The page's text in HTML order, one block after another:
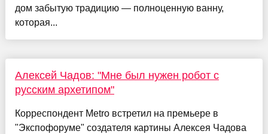
дом забытую традицию — полноценную ванну,
которая...
Алексей Чадов: "Мне был нужен робот с
русским архетипом"
Корреспондент Metro встретил на премьере в
"Экспофоруме" создателя картины Алексея Чадова